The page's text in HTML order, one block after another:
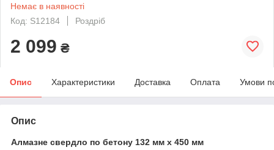
Немає в наявності
Код: S12184
Роздріб
2 099 ₴
Опис Характеристики Доставка Оплата Умови
Опис
Алмазне свердло по бетону 132 мм х 450 мм